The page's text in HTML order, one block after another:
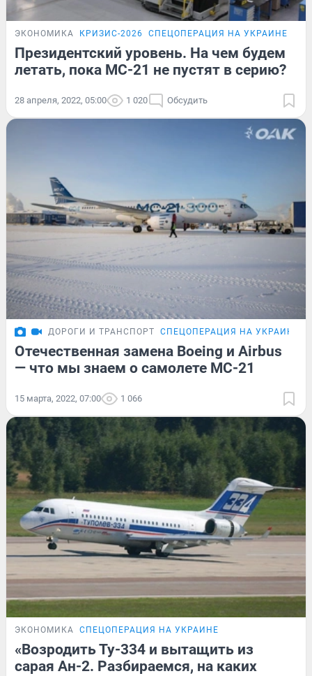
ЭКОНОМИКА КРИЗИС-2026 СПЕЦОПЕРАЦИЯ НА УКРАИНЕ
Президентский уровень. На чем будем
летать, пока МС-21 не пустят в серию?
28 апреля, 2022, 05:00 1 020 Обсудить
ДОРОГИ И ТРАНСПОРТ СПЕЦОПЕРАЦИЯ НА УКРАИНЕ
Отечественная замена Boeing и Airbus
— что мы знаем о самолете МС-21
15 марта, 2022, 07:00 1 066
ЭКОНОМИКА СПЕЦОПЕРАЦИЯ НА УКРАИНЕ
«Возродить Ту-334 и вытащить из
сарая Ан-2. Разбираемся, на каких